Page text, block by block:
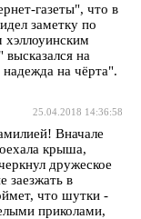
газеты", что в
заметку по
на
надежда на чёрта".
25.04.2018 14:36:58
Вначале
крыша,
дружеское
заезжать в
что шутки -
приколами,